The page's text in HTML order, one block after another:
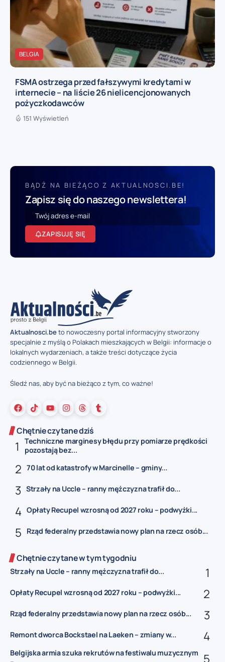
BELGIA
FSMA ostrzega przed fałszywymi kredytami w
internecie – na liście 26 nielicencjonowanych
pożyczkodawców
151 Wyświetleń
BĄDŹ NA BIEŻĄCO Z AKTUALNOSCI.BE!
Zapisz się do naszego newslettera!
ZAPISUJĘ SIĘ
Aktualnosci.beto nowoczesny portal informacyjny stworzony
specjalnie z myślą o Polakach mieszkających w Belgii: informacje o
lokalnych wydarzeniach, a także treści dotyczące życia
codziennego w Belgii.
Śledź nas, aby być na bieżąco z tym, co ważne!
Chętnie czytane dziś
Techniczne marginesy błędu przy pomiarze prędkości
pozostają bez...
70 lat od katastrofy w Marcinelle – gminy...
Strzały na Uccle – ranny mężczyzna trafił do...
Opłaty Recupel wzrosną od 2027 roku – podwyżki...
Rząd federalny przedstawia nowy plan na rzecz osób...
Chętnie czytane w tym tygodniu
Strzały na Uccle – ranny mężczyzna trafił do...
Opłaty Recupel wzrosną od 2027 roku – podwyżki...
Rząd federalny przedstawia nowy plan na rzecz osób...
Remont dworca Bockstael na Laeken – zmiany w...
Belgijska armia szuka rekrutów na festiwalu muzycznym